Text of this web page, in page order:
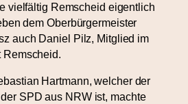
vielfältig Remscheid eigentlich
dem Oberbürgermeister
auch Daniel Pilz, Mitglied im
Remscheid.
Hartmann, welcher der
SPD aus NRW ist, machte